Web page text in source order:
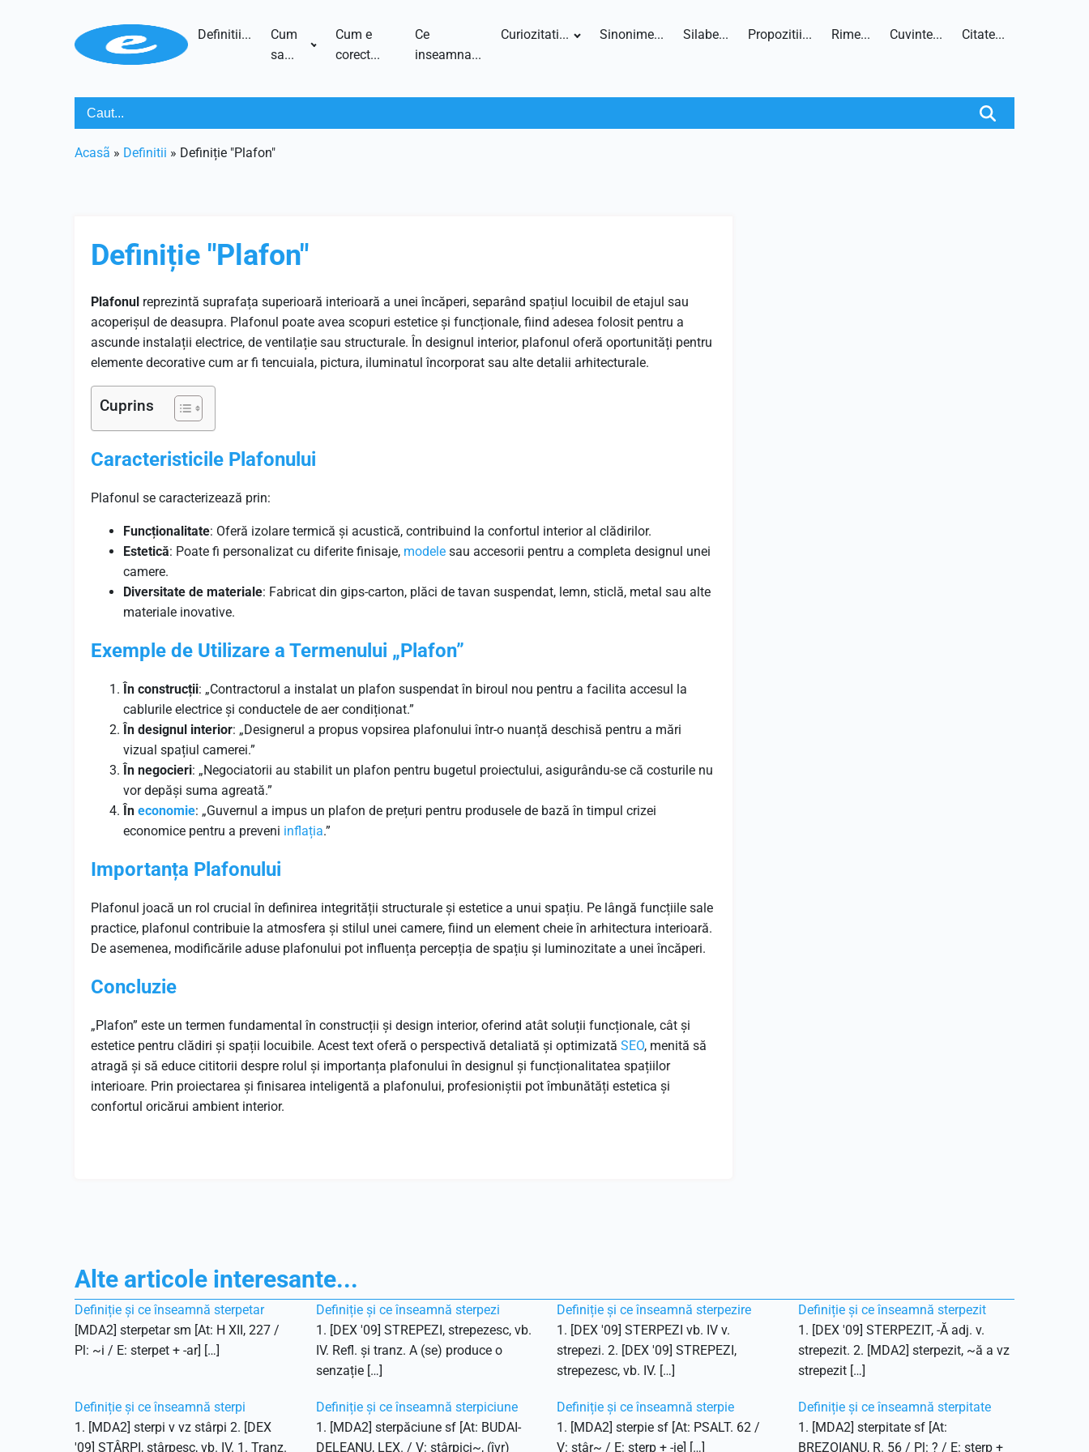
Definitii...
Cum
sa...
Cum e
corect...
Ce
inseamna...
Curiozitati... Sinonime... Silabe... Propozitii... Rime... Cuvinte... Citate...
Acasã » Definitii » Definiție "Plafon"
Definiție "Plafon"
Plafonul reprezintă suprafața superioară interioară a unei încăperi, separând spațiul locuibil de etajul sau
acoperișul de deasupra. Plafonul poate avea scopuri estetice și funcționale, fiind adesea folosit pentru a
ascunde instalații electrice, de ventilație sau structurale. În designul interior, plafonul oferă oportunități pentru
elemente decorative cum ar fi tencuiala, pictura, iluminatul încorporat sau alte detalii arhitecturale.
Cuprins
Caracteristicile Plafonului
Plafonul se caracterizează prin:
Funcționalitate: Oferă izolare termică și acustică, contribuind la confortul interior al clădirilor.
Estetică: Poate fi personalizat cu diferite finisaje, modele sau accesorii pentru a completa designul unei
camere.
Diversitate de materiale: Fabricat din gips-carton, plăci de tavan suspendat, lemn, sticlă, metal sau alte
materiale inovative.
Exemple de Utilizare a Termenului „Plafon”
În construcții: „Contractorul a instalat un plafon suspendat în biroul nou pentru a facilita accesul la
cablurile electrice și conductele de aer condiționat.”
În designul interior: „Designerul a propus vopsirea plafonului într-o nuanță deschisă pentru a mări
vizual spațiul camerei.”
În negocieri: „Negociatorii au stabilit un plafon pentru bugetul proiectului, asigurându-se că costurile nu
vor depăși suma agreată.”
În economie: „Guvernul a impus un plafon de prețuri pentru produsele de bază în timpul crizei
economice pentru a preveni inflația.”
Importanța Plafonului
Plafonul joacă un rol crucial în definirea integrității structurale și estetice a unui spațiu. Pe lângă funcțiile sale
practice, plafonul contribuie la atmosfera și stilul unei camere, fiind un element cheie în arhitectura interioară.
De asemenea, modificările aduse plafonului pot influența percepția de spațiu și luminozitate a unei încăperi.
Concluzie
„Plafon” este un termen fundamental în construcții și design interior, oferind atât soluții funcționale, cât și
estetice pentru clădiri și spații locuibile. Acest text oferă o perspectivă detaliată și optimizată SEO, menită să
atragă și să educe cititorii despre rolul și importanța plafonului în designul și funcționalitatea spațiilor
interioare. Prin proiectarea și finisarea inteligentă a plafonului, profesioniștii pot îmbunătăți estetica și
confortul oricărui ambient interior.
Alte articole interesante...
Definiție și ce înseamnă sterpetar
[MDA2] sterpetar sm [At: H XII, 227 /
Pl: ~i / E: sterpet + -ar] […]
Definiție și ce înseamnă sterpezi
1. [DEX '09] STREPEZI, strepezesc, vb.
IV. Refl. și tranz. A (se) produce o
senzație […]
Definiție și ce înseamnă sterpezire
1. [DEX '09] STERPEZI vb. IV v.
strepezi. 2. [DEX '09] STREPEZI,
strepezesc, vb. IV. […]
Definiție și ce înseamnă sterpezit
1. [DEX '09] STERPEZIT, -Ă adj. v.
strepezit. 2. [MDA2] sterpezit, ~ă a vz
strepezit […]
Definiție și ce înseamnă sterpi
1. [MDA2] sterpi v vz stârpi 2. [DEX
'09] STÂRPI, stârpesc, vb. IV. 1. Tranz.
Definiție și ce înseamnă sterpiciune
1. [MDA2] sterpăciune sf [At: BUDAI-
DELEANU, LEX. / V: stârpici~, (îvr)
Definiție și ce înseamnă sterpie
1. [MDA2] sterpie sf [At: PSALT. 62 /
V: stâr~ / E: sterp + -ie] […]
Definiție și ce înseamnă sterpitate
1. [MDA2] sterpitate sf [At:
BREZOIANU, R. 56 / Pl: ? / E: sterp +